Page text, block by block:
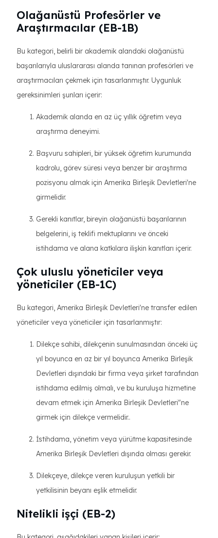
Olağanüstü Profesörler ve
Araştırmacılar (EB-1B)
Bu kategori, belirli bir akademik alandaki olağanüstü
başarılarıyla uluslararası alanda tanınan profesörleri ve
araştırmacıları çekmek için tasarlanmıştır. Uygunluk
gereksinimleri şunları içerir:
Akademik alanda en az üç yıllık öğretim veya
araştırma deneyimi.
Başvuru sahipleri, bir yüksek öğretim kurumunda
kadrolu, görev süresi veya benzer bir araştırma
pozisyonu almak için Amerika Birleşik Devletleri'ne
girmelidir.
Gerekli kanıtlar, bireyin olağanüstü başarılarının
belgelerini, iş teklifi mektuplarını ve önceki
istihdama ve alana katkılara ilişkin kanıtları içerir.
Çok uluslu yöneticiler veya
yöneticiler (EB-1C)
Bu kategori, Amerika Birleşik Devletleri'ne transfer edilen
yöneticiler veya yöneticiler için tasarlanmıştır:
Dilekçe sahibi, dilekçenin sunulmasından önceki üç
yıl boyunca en az bir yıl boyunca Amerika Birleşik
Devletleri dışındaki bir firma veya şirket tarafından
istihdama edilmiş olmalı, ve bu kuruluşa hizmetine
devam etmek için Amerika Birleşik Devletleri"ne
girmek için dilekçe vermelidir..
İstihdama, yönetim veya yürütme kapasitesinde
Amerika Birleşik Devletleri dışında olması gerekir.
Dilekçeye, dilekçe veren kuruluşun yetkili bir
yetkilisinin beyanı eşlik etmelidir.
Nitelikli işçi (EB-2)